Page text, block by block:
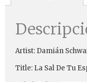
Artist: Damián
Title: La Sal De Tu